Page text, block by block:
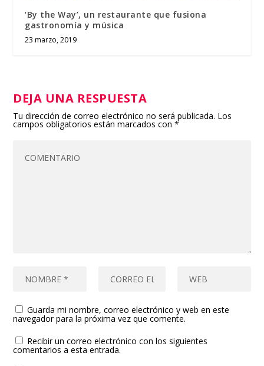
‘By the Way’, un restaurante que fusiona
gastronomía y música
23 marzo, 2019
DEJA UNA RESPUESTA
Tu dirección de correo electrónico no será publicada. Los
campos obligatorios están marcados con*
Guarda mi nombre, correo electrónico y web en este
navegador para la próxima vez que comente.
Recibir un correo electrónico con los siguientes
comentarios a esta entrada.